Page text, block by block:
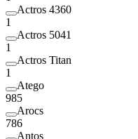
Actros 4360
1
Actros 5041
1
Actros Titan
1
Atego
985
Arocs
786
Antos